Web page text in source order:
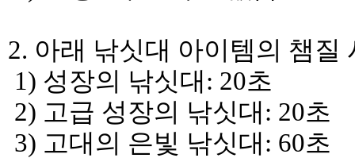
2. 아래 낚싯대 아이템의 챔질
1) 성장의 낚싯대: 20초
2) 고급 성장의 낚싯대: 20초
3) 고대의 은빛 낚싯대: 60초